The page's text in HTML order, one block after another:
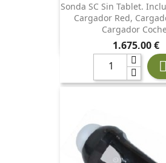
Sonda SC Sin Tablet.
Cargador Red,
Cargador
Precio
1.675,00 €
